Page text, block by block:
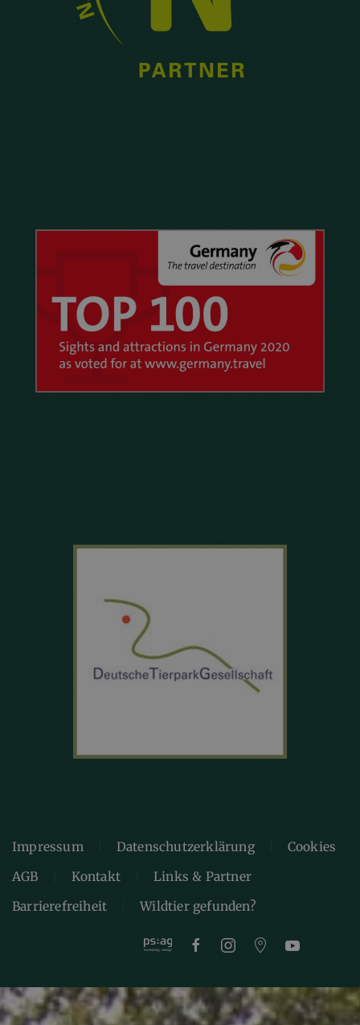
Impressum Datenschutzerklärung
Cookies
AGB
Kontakt
Links & Partner
Barrierefreiheit
Wildtier gefunden?